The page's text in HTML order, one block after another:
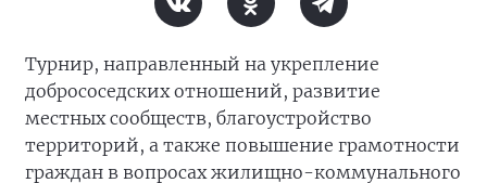
Турнир, направленный на укрепление
добрососедских отношений, развитие
местных сообществ, благоустройство
территорий, а также повышение грамотности
граждан в вопросах жилищно-коммунального